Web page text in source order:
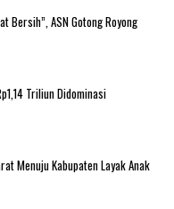
Bersih”, ASN Gotong Royong
Triliun Didominasi
Menuju Kabupaten Layak Anak